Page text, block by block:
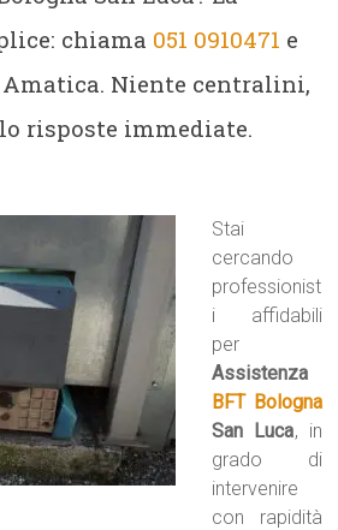
chiama 051 0910471 e
Niente centralini,
risposte immediate.
Stai
cercando
professionist
i affidabili
per
Assistenza
BFT Bologna
San Luca, in
grado di
intervenire
con rapidità